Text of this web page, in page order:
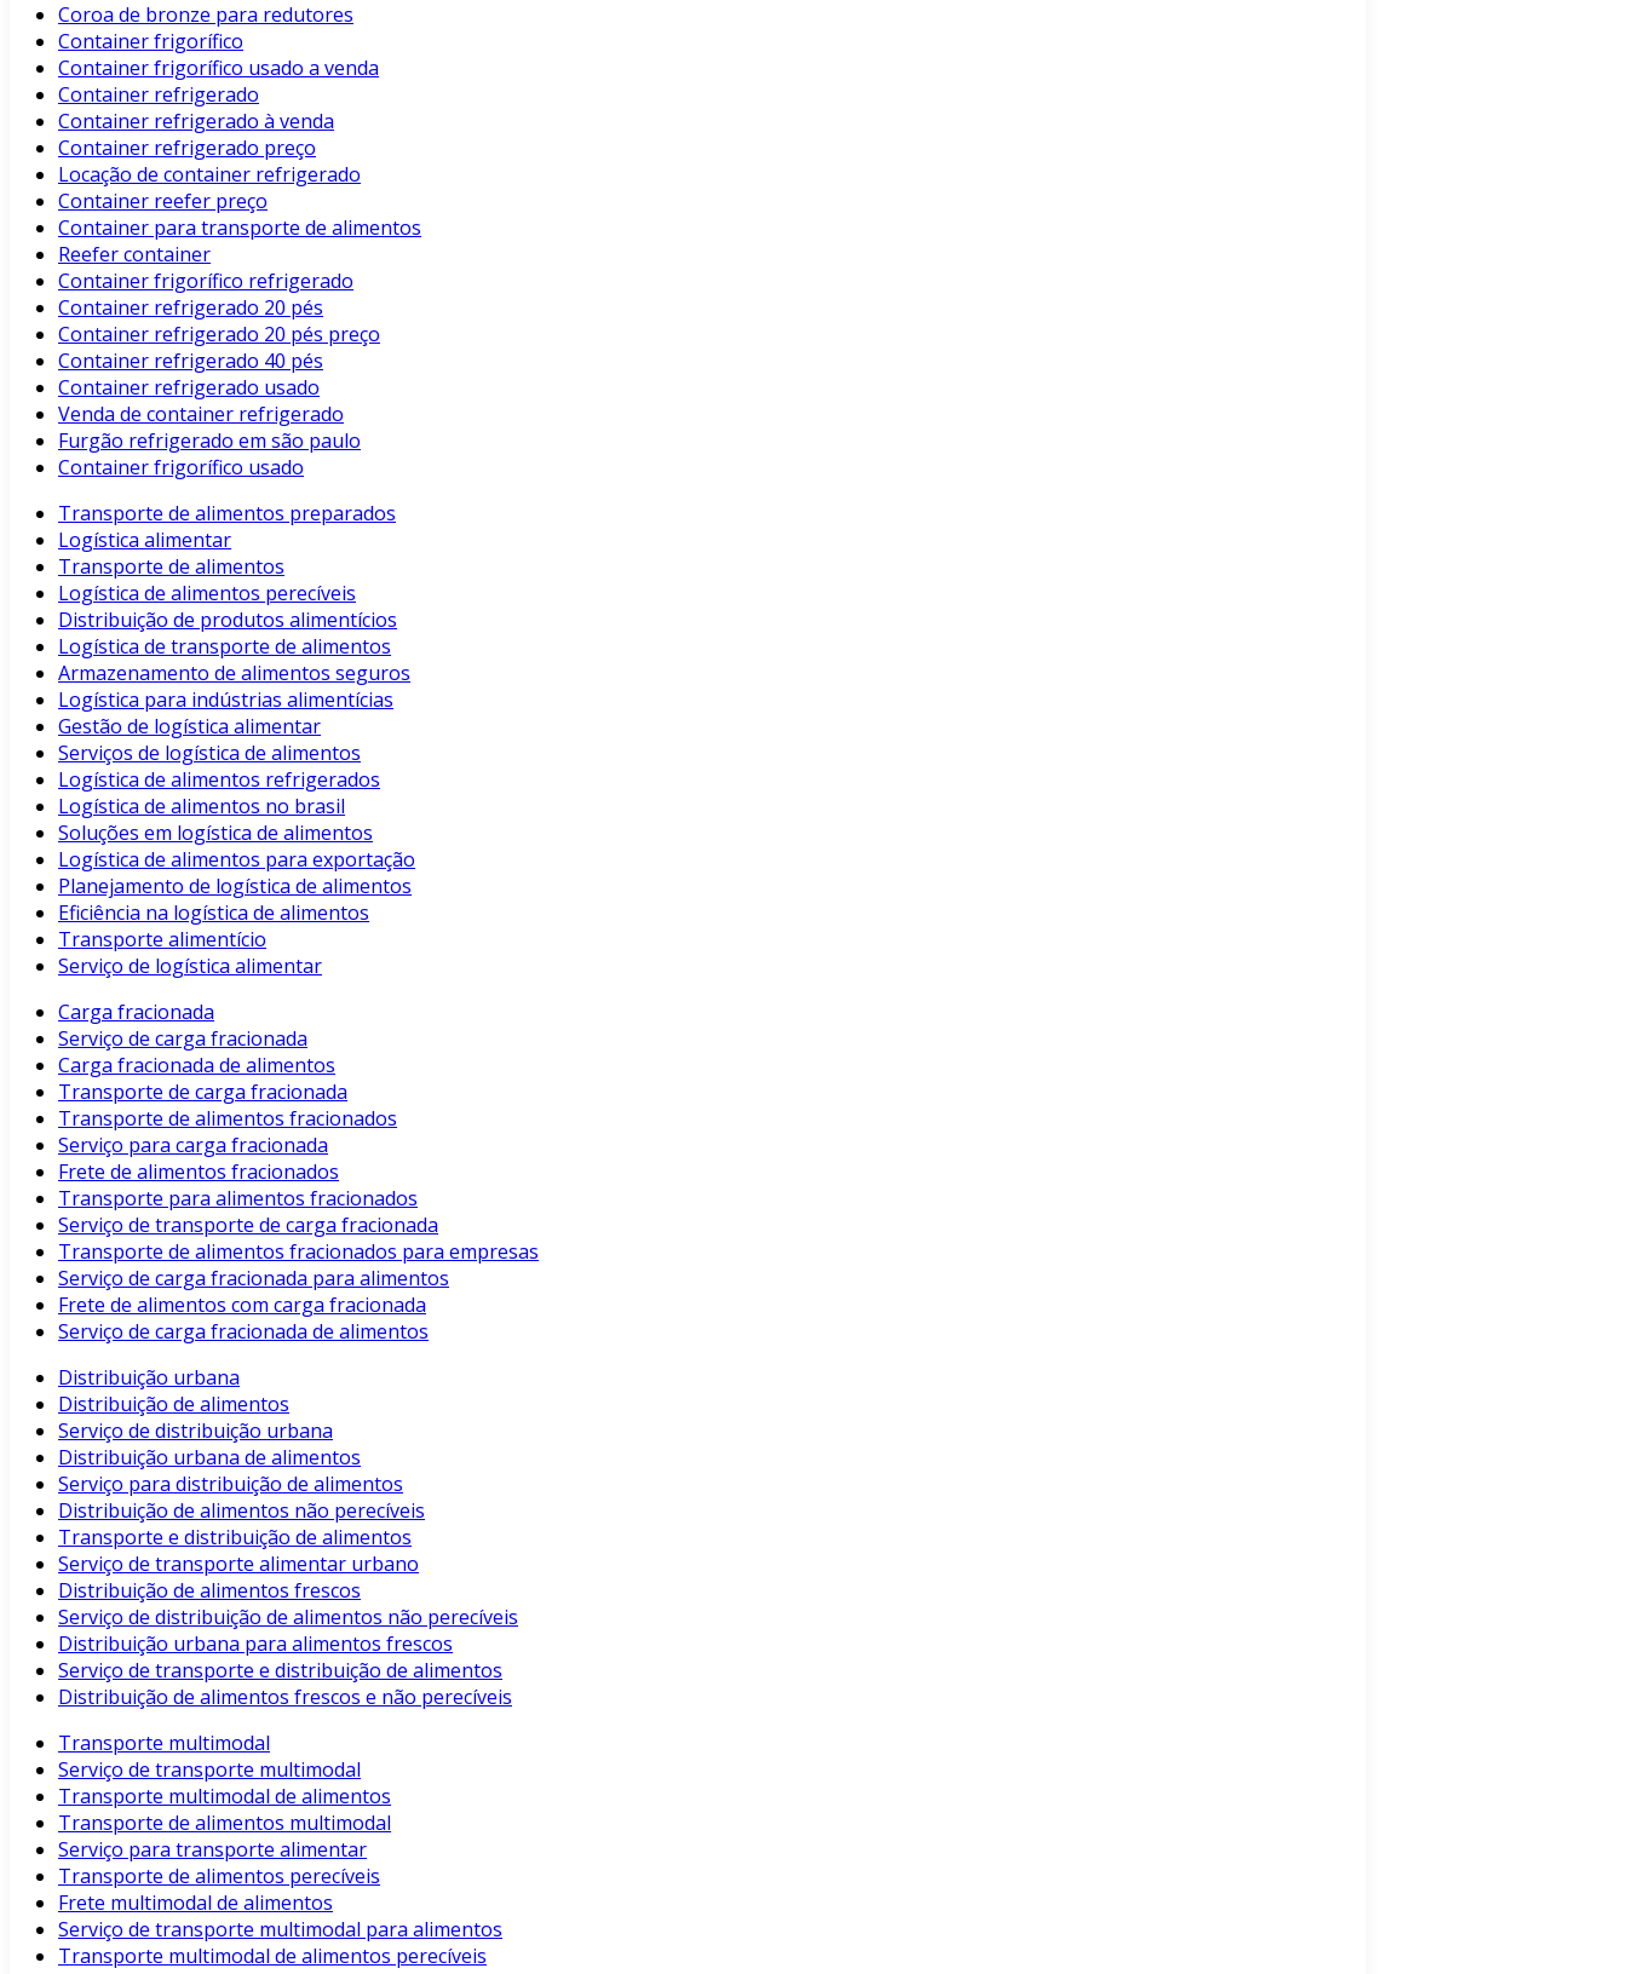
Coroa de bronze para redutores
Container frigorífico
Container frigorífico usado a venda
Container refrigerado
Container refrigerado à venda
Container refrigerado preço
Locação de container refrigerado
Container reefer preço
Container para transporte de alimentos
Reefer container
Container frigorífico refrigerado
Container refrigerado 20 pés
Container refrigerado 20 pés preço
Container refrigerado 40 pés
Container refrigerado usado
Venda de container refrigerado
Furgão refrigerado em são paulo
Container frigorífico usado
Transporte de alimentos preparados
Logística alimentar
Transporte de alimentos
Logística de alimentos perecíveis
Distribuição de produtos alimentícios
Logística de transporte de alimentos
Armazenamento de alimentos seguros
Logística para indústrias alimentícias
Gestão de logística alimentar
Serviços de logística de alimentos
Logística de alimentos refrigerados
Logística de alimentos no brasil
Soluções em logística de alimentos
Logística de alimentos para exportação
Planejamento de logística de alimentos
Eficiência na logística de alimentos
Transporte alimentício
Serviço de logística alimentar
Carga fracionada
Serviço de carga fracionada
Carga fracionada de alimentos
Transporte de carga fracionada
Transporte de alimentos fracionados
Serviço para carga fracionada
Frete de alimentos fracionados
Transporte para alimentos fracionados
Serviço de transporte de carga fracionada
Transporte de alimentos fracionados para empresas
Serviço de carga fracionada para alimentos
Frete de alimentos com carga fracionada
Serviço de carga fracionada de alimentos
Distribuição urbana
Distribuição de alimentos
Serviço de distribuição urbana
Distribuição urbana de alimentos
Serviço para distribuição de alimentos
Distribuição de alimentos não perecíveis
Transporte e distribuição de alimentos
Serviço de transporte alimentar urbano
Distribuição de alimentos frescos
Serviço de distribuição de alimentos não perecíveis
Distribuição urbana para alimentos frescos
Serviço de transporte e distribuição de alimentos
Distribuição de alimentos frescos e não perecíveis
Transporte multimodal
Serviço de transporte multimodal
Transporte multimodal de alimentos
Transporte de alimentos multimodal
Serviço para transporte alimentar
Transporte de alimentos perecíveis
Frete multimodal de alimentos
Serviço de transporte multimodal para alimentos
Transporte multimodal de alimentos perecíveis